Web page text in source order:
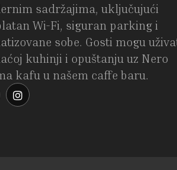
sadržajima, uključujući
Wi-Fi, siguran parking i
sobe. Gosti mogu
kuhinji i opuštanju uz Nero
kafu u našem caffe baru.